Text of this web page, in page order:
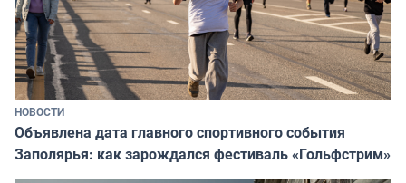
НОВОСТИ
Объявлена дата главного спортивного события
Заполярья: как зарождался фестиваль «Гольфстрим»